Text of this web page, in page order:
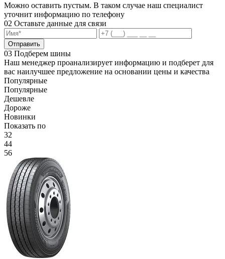
Можно оставить пустым. В таком случае наш специалист
уточнит информацию по телефону
02 Оставьте данные для связи
Отправить
03 Подберем шины
Наш менеджер проанализирует информацию и подберет для
вас наилучшее предложение на основании цены и качества
Популярные
Популярные
Дешевле
Дороже
Новинки
Показать по
32
44
56